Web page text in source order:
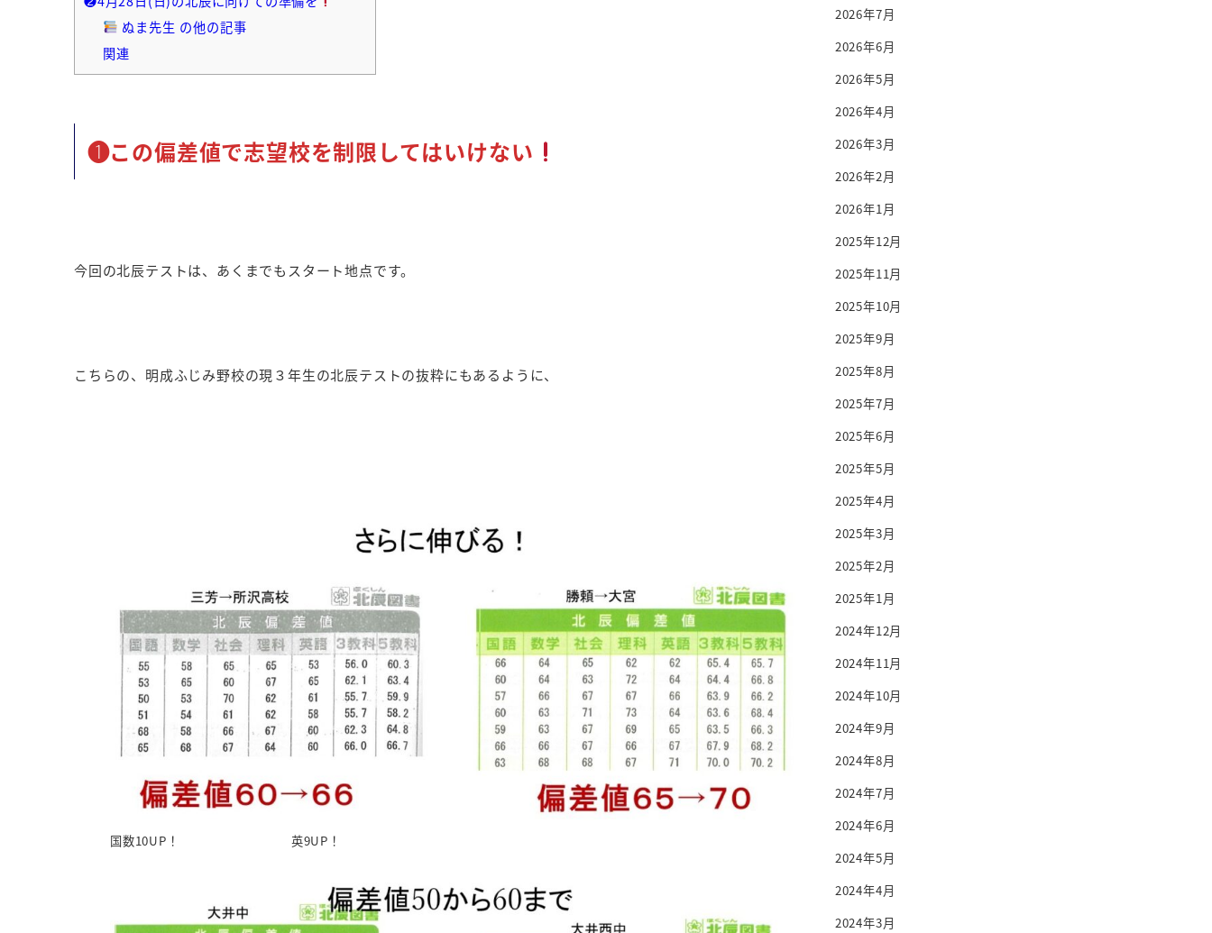
ぬま先生 の他の記事
関連
❶この偏差値で志望校を制限してはいけない
今回の北辰テストは、あくまでもスタート地点です。
こちらの、明成ふじみ野校の現３年生の北辰テストの抜粋にもあるように、
国数10UP！ 英9UP！
2026年7月
2026年6月
2026年5月
2026年4月
2026年3月
2026年2月
2026年1月
2025年12月
2025年11月
2025年10月
2025年9月
2025年8月
2025年7月
2025年6月
2025年5月
2025年4月
2025年3月
2025年2月
2025年1月
2024年12月
2024年11月
2024年10月
2024年9月
2024年8月
2024年7月
2024年6月
2024年5月
2024年4月
2024年3月